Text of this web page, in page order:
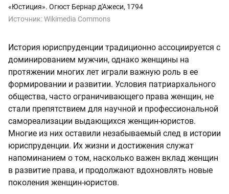
«Юстиция». Огюст Бернар д'Ажеси, 1794
Источник:Wikimedia Commons
История юриспруденции традиционно ассоциируется с
доминированием мужчин, однако женщины на
протяжении многих лет играли важную роль в ее
формировании и развитии. Условия патриархального
общества, часто ограничивающего права женщин, не
стали препятствием для научной и профессиональной
самореализации выдающихся женщин-юристов.
Многие из них оставили незабываемый след в истории
юриспруденции. Их жизни и достижения служат
напоминанием о том, насколько важен вклад женщин
в развитие права, и продолжают вдохновлять новые
поколения женщин-юристов.